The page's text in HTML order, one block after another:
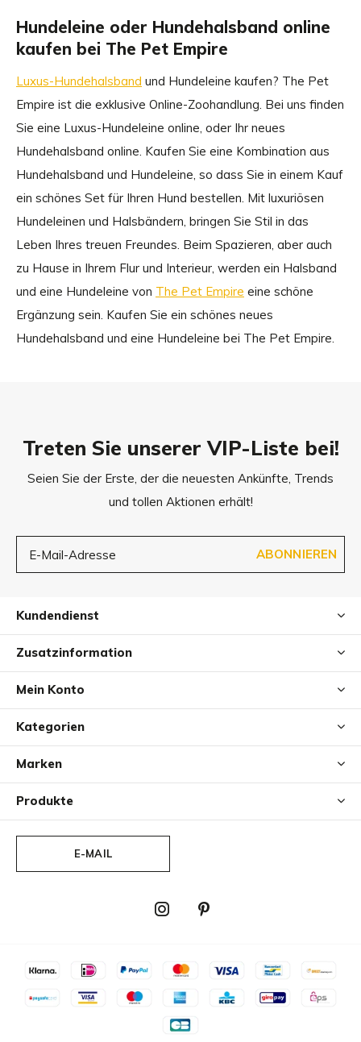
Hundeleine oder Hundehalsband online
kaufen bei The Pet Empire
Luxus-Hundehalsband und Hundeleine kaufen? The Pet
Empire ist die exklusive Online-Zoohandlung. Bei uns finden
Sie eine Luxus-Hundeleine online, oder Ihr neues
Hundehalsband online. Kaufen Sie eine Kombination aus
Hundehalsband und Hundeleine, so dass Sie in einem Kauf
ein schönes Set für Ihren Hund bestellen. Mit luxuriösen
Hundeleinen und Halsbändern, bringen Sie Stil in das
Leben Ihres treuen Freundes. Beim Spazieren, aber auch
zu Hause in Ihrem Flur und Interieur, werden ein Halsband
und eine Hundeleine von The Pet Empire eine schöne
Ergänzung sein. Kaufen Sie ein schönes neues
Hundehalsband und eine Hundeleine bei The Pet Empire.
Treten Sie unserer VIP-Liste bei!
Seien Sie der Erste, der die neuesten Ankünfte, Trends
und tollen Aktionen erhält!
ABONNIEREN
Kundendienst
Zusatzinformation
Mein Konto
Kategorien
Marken
Produkte
E-MAIL